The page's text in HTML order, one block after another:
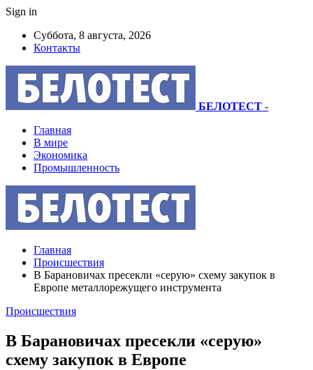
Sign in
Суббота, 8 августа, 2026
Контакты
БЕЛОТЕСТ -
Главная
В мире
Экономика
Промышленность
Главная
Происшествия
В Барановичах пресекли «серую» схему закупок в
Европе металлорежущего инструмента
Происшествия
В Барановичах пресекли «серую»
схему закупок в Европе